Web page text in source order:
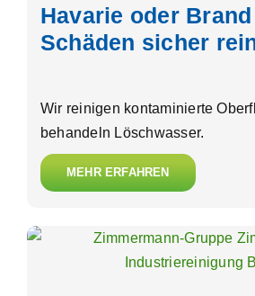
Havarie oder
Schäden sicher
Wir reinigen kontaminierte
behandeln Löschwasser.
MEHR ERFAHREN